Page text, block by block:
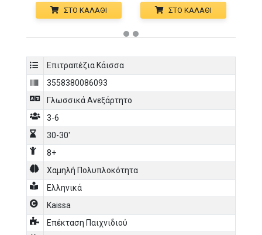
ΣΤΟ ΚΑΛΆΘΙ ΣΤΟ ΚΑΛΆΘΙ
Επιτραπέζια Κάισσα
3558380086093
Γλωσσικά Ανεξάρτητο
3-6
30-30'
8+
Χαμηλή Πολυπλοκότητα
Ελληνικά
Kaissa
Επέκταση Παιχνιδιού